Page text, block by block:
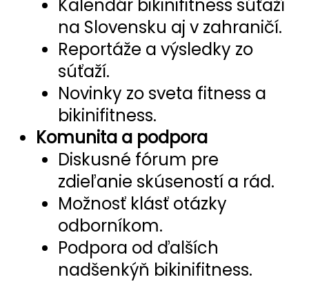
Kalendár bikinifitness súťaží
na Slovensku aj v zahraničí.
Reportáže a výsledky zo
súťaží.
Novinky zo sveta fitness a
bikinifitness.
Komunita a podpora
Diskusné fórum pre
zdieľanie skúseností a rád.
Možnosť klásť otázky
odborníkom.
Podpora od ďalších
nadšenkýň bikinifitness.